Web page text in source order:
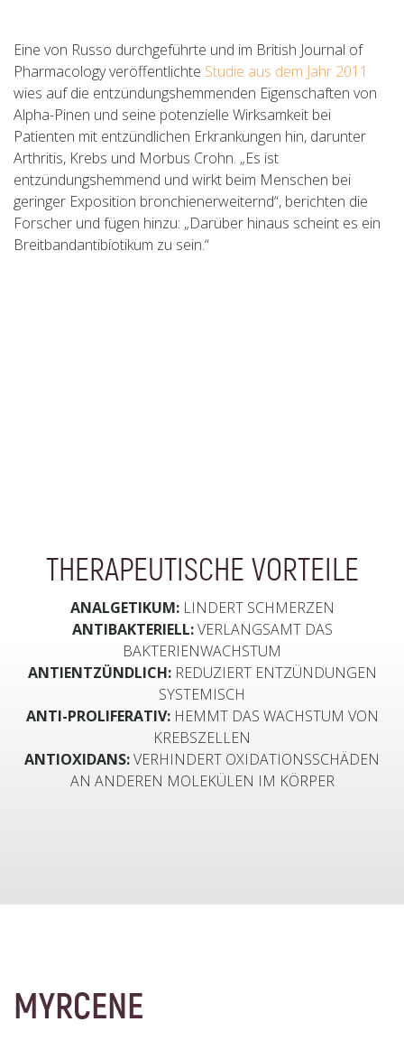
Eine von Russo durchgeführte und im British Journal of
Pharmacology veröffentlichte Studie aus dem Jahr 2011
wies auf die entzündungshemmenden Eigenschaften von
Alpha-Pinen und seine potenzielle Wirksamkeit bei
Patienten mit entzündlichen Erkrankungen hin, darunter
Arthritis, Krebs und Morbus Crohn. „Es ist
entzündungshemmend und wirkt beim Menschen bei
geringer Exposition bronchienerweiternd“, berichten die
Forscher und fügen hinzu: „Darüber hinaus scheint es ein
Breitbandantibiotikum zu sein.“
THERAPEUTISCHE VORTEILE
ANALGETIKUM:LINDERT SCHMERZEN
ANTIBAKTERIELL:VERLANGSAMT DAS
BAKTERIENWACHSTUM
ANTIENTZÜNDLICH:REDUZIERT ENTZÜNDUNGEN
SYSTEMISCH
ANTI-PROLIFERATIV:HEMMT DAS WACHSTUM VON
KREBSZELLEN
ANTIOXIDANS:VERHINDERT OXIDATIONSSCHÄDEN
AN ANDEREN MOLEKÜLEN IM KÖRPER
MYRCENE